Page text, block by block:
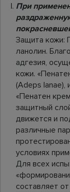
При
Защита кожи:
ланолин.
адгезия,
кожи.
(Adeps lanae),
«Пенатен
защитный
движется и
различные
условиях
Для всех
составляет